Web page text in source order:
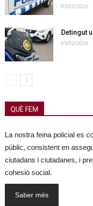
03/03/2026
Detingut
05/02/2026
QUÈ FEM
La nostra feina policial es
públic, consistent en
ciutadans i ciutadanes, i
cohesió social.
Saber més